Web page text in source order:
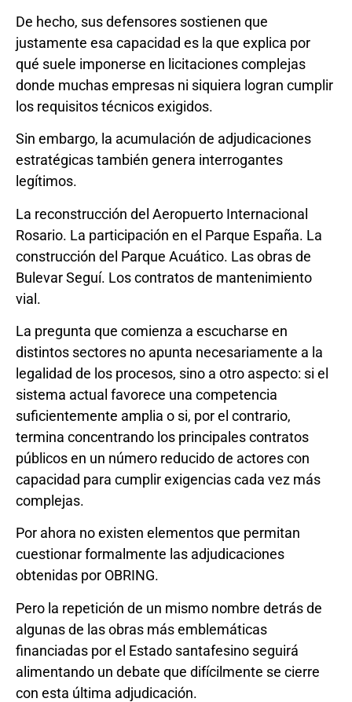
De hecho, sus defensores sostienen que
justamente esa capacidad es la que explica por
qué suele imponerse en licitaciones complejas
donde muchas empresas ni siquiera logran cumplir
los requisitos técnicos exigidos.
Sin embargo, la acumulación de adjudicaciones
estratégicas también genera interrogantes
legítimos.
La reconstrucción del Aeropuerto Internacional
Rosario. La participación en el Parque España. La
construcción del Parque Acuático. Las obras de
Bulevar Seguí. Los contratos de mantenimiento
vial.
La pregunta que comienza a escucharse en
distintos sectores no apunta necesariamente a la
legalidad de los procesos, sino a otro aspecto: si el
sistema actual favorece una competencia
suficientemente amplia o si, por el contrario,
termina concentrando los principales contratos
públicos en un número reducido de actores con
capacidad para cumplir exigencias cada vez más
complejas.
Por ahora no existen elementos que permitan
cuestionar formalmente las adjudicaciones
obtenidas por OBRING.
Pero la repetición de un mismo nombre detrás de
algunas de las obras más emblemáticas
financiadas por el Estado santafesino seguirá
alimentando un debate que difícilmente se cierre
con esta última adjudicación.